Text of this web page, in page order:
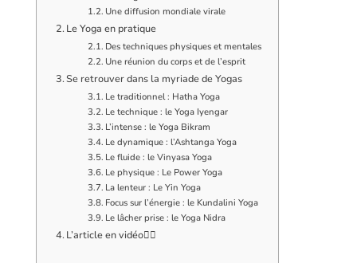
Une diffusion mondiale virale
Le Yoga en pratique
Des techniques physiques et mentales
Une réunion du corps et de l’esprit
Se retrouver dans la myriade de Yogas
Le traditionnel : Hatha Yoga
Le technique : le Yoga Iyengar
L’intense : le Yoga Bikram
Le dynamique : l’Ashtanga Yoga
Le fluide : le Vinyasa Yoga
Le physique : Le Power Yoga
La lenteur : Le Yin Yoga
Focus sur l’énergie : le Kundalini Yoga
Le lâcher prise : le Yoga Nidra
L’article en vidéo👇🏻